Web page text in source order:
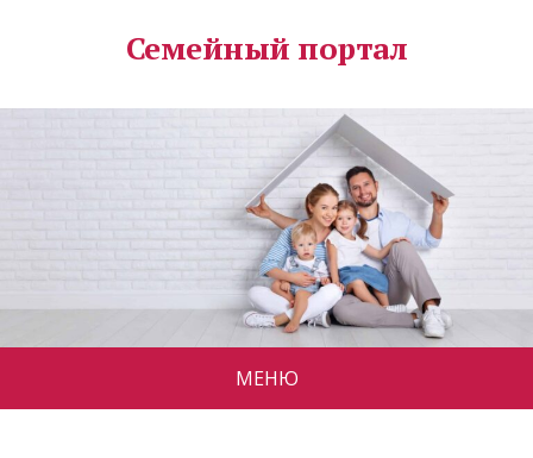
Семейный портал
МЕНЮ